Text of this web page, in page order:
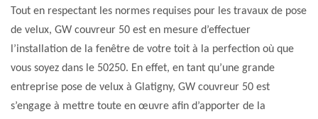
Tout en respectant les normes requises pour les travaux de pose
de velux, GW couvreur 50 est en mesure d’effectuer
l’installation de la fenêtre de votre toit à la perfection où que
vous soyez dans le 50250. En effet, en tant qu’une grande
entreprise pose de velux à Glatigny, GW couvreur 50 est
s’engage à mettre toute en œuvre afin d’apporter de la